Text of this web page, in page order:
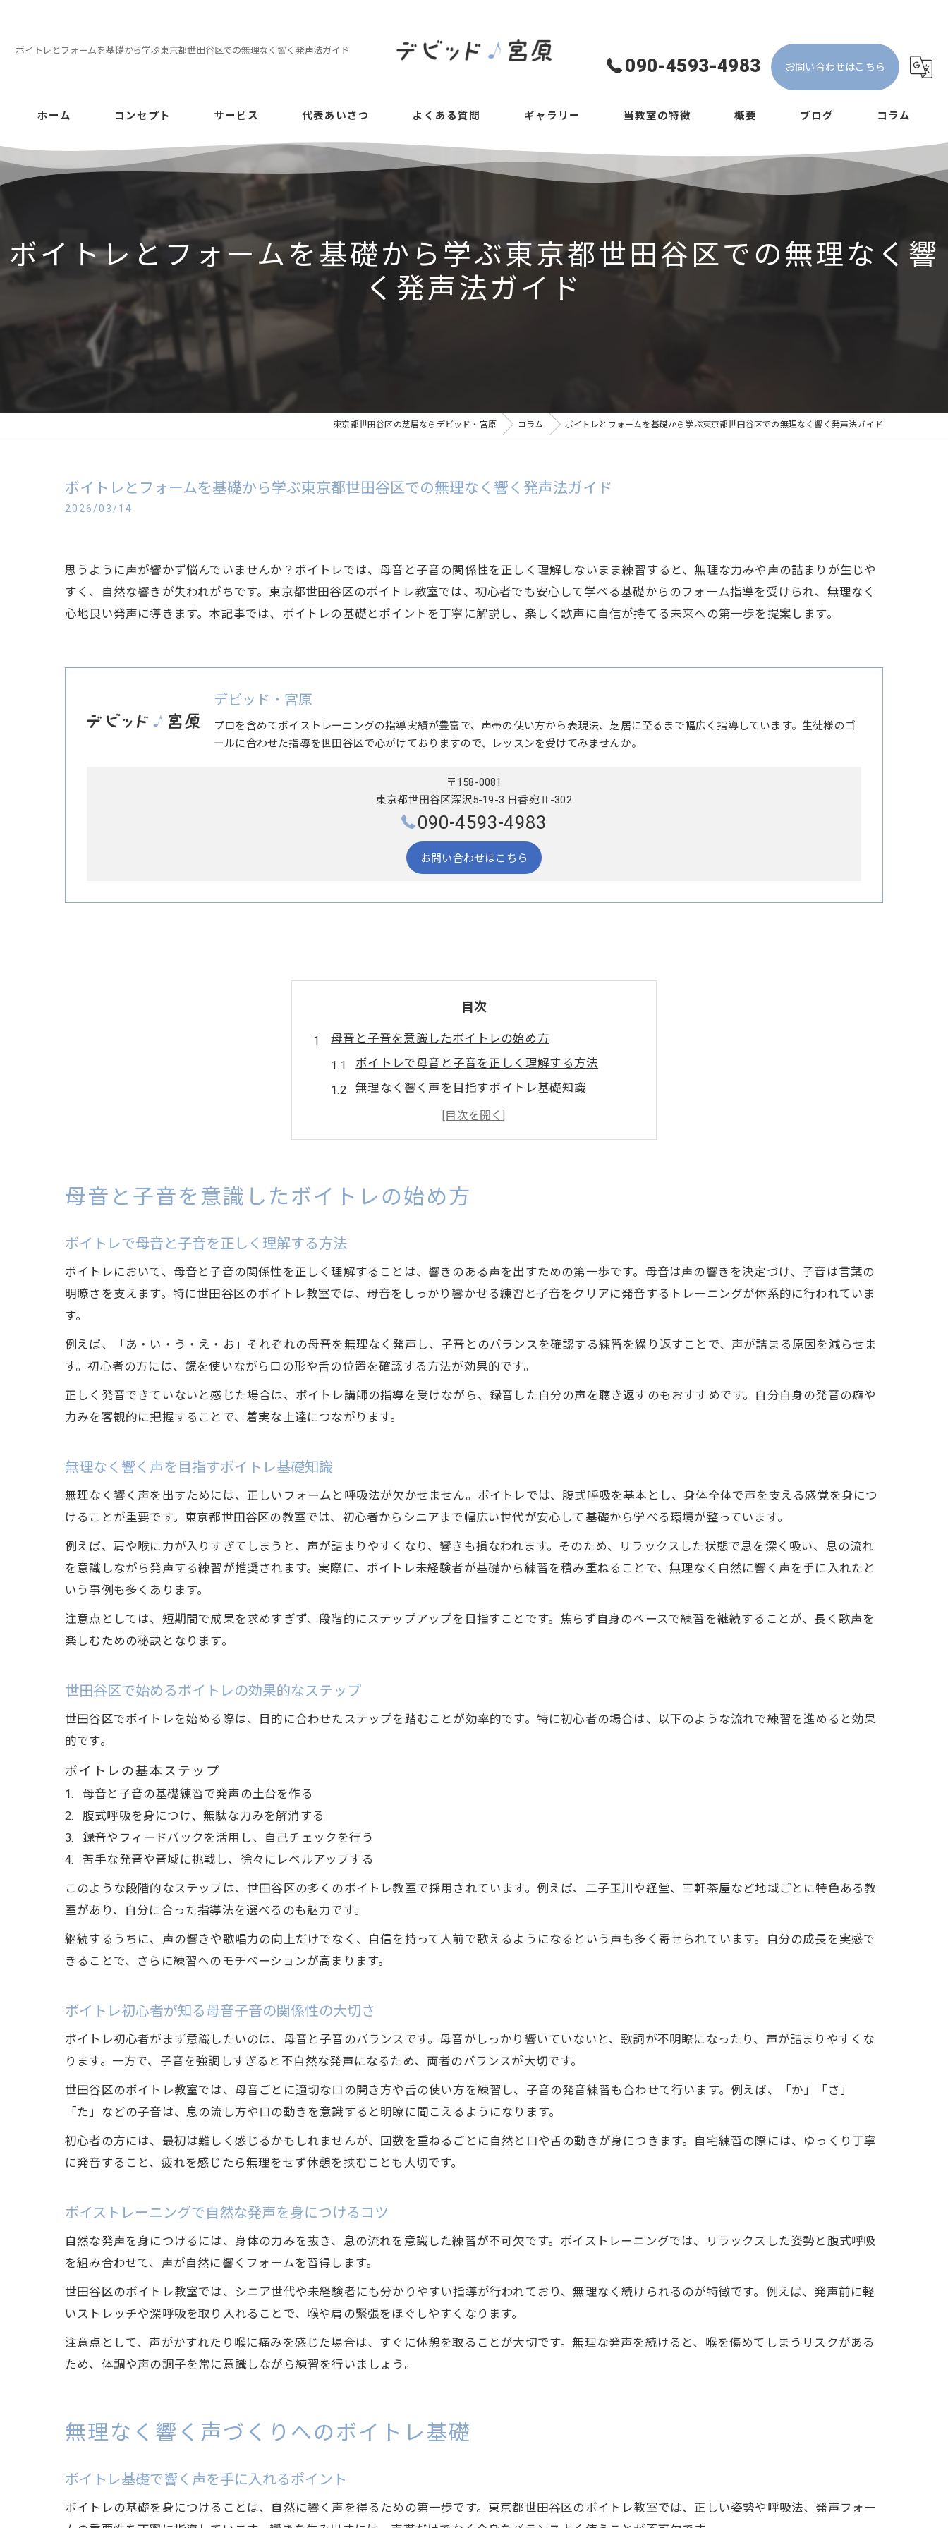
ボイトレとフォームを基礎から学ぶ東京都世田谷区での無理なく響く発声法ガイド
090-4593-4983 お問い合わせはこちら
ホーム コンセプト サービス 代表あいさつ よくある質問 ギャラリー 当教室の特徴
プロ
概要 ブログ コラム
ボイトレとフォームを基礎から学ぶ東京都世田谷区での無理なく響
く発声法ガイド
東京都世田谷区の芝居ならデビッド・宮原 コラム ボイトレとフォームを基礎から学ぶ東京都世田谷区での無理なく響く発声法ガイド
ボイトレとフォームを基礎から学ぶ東京都世田谷区での無理なく響く発声法ガイド
2026/03/14
思うように声が響かず悩んでいませんか？ボイトレでは、母音と子音の関係性を正しく理解しないまま練習すると、無理な力みや声の詰まりが生じや
すく、自然な響きが失われがちです。東京都世田谷区のボイトレ教室では、初心者でも安心して学べる基礎からのフォーム指導を受けられ、無理なく
心地良い発声に導きます。本記事では、ボイトレの基礎とポイントを丁寧に解説し、楽しく歌声に自信が持てる未来への第一歩を提案します。
デビッド・宮原
プロを含めてボイストレーニングの指導実績が豊富で、声帯の使い方から表現法、芝居に至るまで幅広く指導しています。生徒様のゴ
ールに合わせた指導を世田谷区で心がけておりますので、レッスンを受けてみませんか。
〒158-0081
東京都世田谷区深沢5-19-3 日香宛Ⅱ-302
090-4593-4983
お問い合わせはこちら
目次
母音と子音を意識したボイトレの始め方
ボイトレで母音と子音を正しく理解する方法
無理なく響く声を目指すボイトレ基礎知識
世田谷区で始めるボイトレの効果的なステップ
ボイトレ初心者が知る母音子音の関係性の大切さ
無理なく響く声づくりへのボイトレ基礎
無理な力を抜いてボイトレを続ける秘訣
世田谷区のボイトレで自然な発声を体得する流れ
自然な響きを目指すボイトレ術の実践ポイント
ボイトレ初心者が安心できるフォームの基本
響く声へ導くボイトレの正しい姿勢とは
ボイトレで自然な発声を体感するチャンス
母音と子音を意識したボイトレの始め方
ボイトレで母音と子音を正しく理解する方法
ボイトレにおいて、母音と子音の関係性を正しく理解することは、響きのある声を出すための第一歩です。母音は声の響きを決定づけ、子音は言葉の
明瞭さを支えます。特に世田谷区のボイトレ教室では、母音をしっかり響かせる練習と子音をクリアに発音するトレーニングが体系的に行われていま
す。
例えば、「あ・い・う・え・お」それぞれの母音を無理なく発声し、子音とのバランスを確認する練習を繰り返すことで、声が詰まる原因を減らせま
す。初心者の方には、鏡を使いながら口の形や舌の位置を確認する方法が効果的です。
正しく発音できていないと感じた場合は、ボイトレ講師の指導を受けながら、録音した自分の声を聴き返すのもおすすめです。自分自身の発音の癖や
力みを客観的に把握することで、着実な上達につながります。
無理なく響く声を目指すボイトレ基礎知識
無理なく響く声を出すためには、正しいフォームと呼吸法が欠かせません。ボイトレでは、腹式呼吸を基本とし、身体全体で声を支える感覚を身につ
けることが重要です。東京都世田谷区の教室では、初心者からシニアまで幅広い世代が安心して基礎から学べる環境が整っています。
例えば、肩や喉に力が入りすぎてしまうと、声が詰まりやすくなり、響きも損なわれます。そのため、リラックスした状態で息を深く吸い、息の流れ
を意識しながら発声する練習が推奨されます。実際に、ボイトレ未経験者が基礎から練習を積み重ねることで、無理なく自然に響く声を手に入れたと
いう事例も多くあります。
注意点としては、短期間で成果を求めすぎず、段階的にステップアップを目指すことです。焦らず自身のペースで練習を継続することが、長く歌声を
楽しむための秘訣となります。
世田谷区で始めるボイトレの効果的なステップ
世田谷区でボイトレを始める際は、目的に合わせたステップを踏むことが効率的です。特に初心者の場合は、以下のような流れで練習を進めると効果
的です。
ボイトレの基本ステップ
母音と子音の基礎練習で発声の土台を作る
腹式呼吸を身につけ、無駄な力みを解消する
録音やフィードバックを活用し、自己チェックを行う
苦手な発音や音域に挑戦し、徐々にレベルアップする
このような段階的なステップは、世田谷区の多くのボイトレ教室で採用されています。例えば、二子玉川や経堂、三軒茶屋など地域ごとに特色ある教
室があり、自分に合った指導法を選べるのも魅力です。
継続するうちに、声の響きや歌唱力の向上だけでなく、自信を持って人前で歌えるようになるという声も多く寄せられています。自分の成長を実感で
きることで、さらに練習へのモチベーションが高まります。
ボイトレ初心者が知る母音子音の関係性の大切さ
ボイトレ初心者がまず意識したいのは、母音と子音のバランスです。母音がしっかり響いていないと、歌詞が不明瞭になったり、声が詰まりやすくな
ります。一方で、子音を強調しすぎると不自然な発声になるため、両者のバランスが大切です。
世田谷区のボイトレ教室では、母音ごとに適切な口の開き方や舌の使い方を練習し、子音の発音練習も合わせて行います。例えば、「か」「さ」
「た」などの子音は、息の流し方や口の動きを意識すると明瞭に聞こえるようになります。
初心者の方には、最初は難しく感じるかもしれませんが、回数を重ねるごとに自然と口や舌の動きが身につきます。自宅練習の際には、ゆっくり丁寧
に発音すること、疲れを感じたら無理をせず休憩を挟むことも大切です。
ボイストレーニングで自然な発声を身につけるコツ
自然な発声を身につけるには、身体の力みを抜き、息の流れを意識した練習が不可欠です。ボイストレーニングでは、リラックスした姿勢と腹式呼吸
を組み合わせて、声が自然に響くフォームを習得します。
世田谷区のボイトレ教室では、シニア世代や未経験者にも分かりやすい指導が行われており、無理なく続けられるのが特徴です。例えば、発声前に軽
いストレッチや深呼吸を取り入れることで、喉や肩の緊張をほぐしやすくなります。
注意点として、声がかすれたり喉に痛みを感じた場合は、すぐに休憩を取ることが大切です。無理な発声を続けると、喉を傷めてしまうリスクがある
ため、体調や声の調子を常に意識しながら練習を行いましょう。
無理なく響く声づくりへのボイトレ基礎
ボイトレ基礎で響く声を手に入れるポイント
ボイトレの基礎を身につけることは、自然に響く声を得るための第一歩です。東京都世田谷区のボイトレ教室では、正しい姿勢や呼吸法、発声フォー